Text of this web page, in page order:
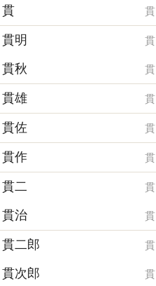
貫 貫
貫明 貫
貫秋 貫
貫雄 貫
貫佐 貫
貫作 貫
貫二 貫
貫治 貫
貫二郎 貫
貫次郎 貫